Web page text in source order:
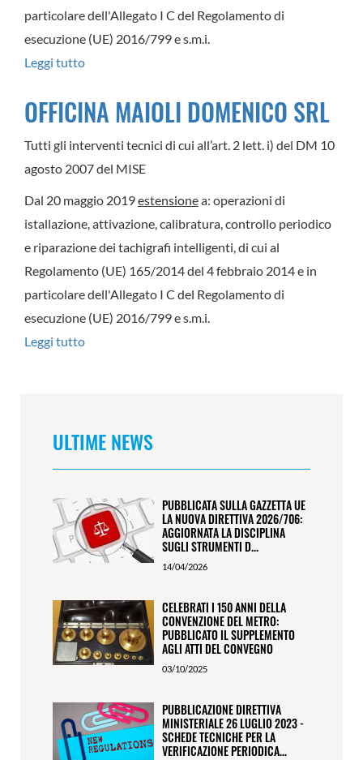
particolare dell'Allegato I C del Regolamento di
esecuzione (UE) 2016/799 e s.m.i.
Leggi tutto
SPA
OFFICINA MAIOLI DOMENICO SRL
Tutti gli interventi tecnici di cui all’art. 2 lett. i) del DM 10
agosto 2007 del MISE
Dal 20 maggio 2019estensionea: operazioni di
istallazione, attivazione, calibratura, controllo periodico
e riparazione dei tachigrafi intelligenti, di cui al
Regolamento (UE) 165/2014 del 4 febbraio 2014 e in
particolare dell'Allegato I C del Regolamento di
esecuzione (UE) 2016/799 e s.m.i.
Leggi tutto
SRL
ULTIME NEWS
PUBBLICATA SULLA GAZZETTA UE
LA NUOVA DIRETTIVA 2026/706:
AGGIORNATA LA DISCIPLINA
SUGLI STRUMENTI D...
14/04/2026
CELEBRATI I 150 ANNI DELLA
CONVENZIONE DEL METRO:
PUBBLICATO IL SUPPLEMENTO
AGLI ATTI DEL CONVEGNO
03/10/2025
PUBBLICAZIONE DIRETTIVA
MINISTERIALE 26 LUGLIO 2023 -
SCHEDE TECNICHE PER LA
VERIFICAZIONE PERIODICA...